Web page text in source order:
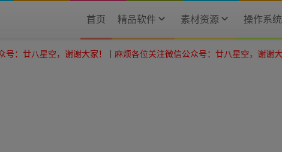
首页 精品软件 素材资源 操作系统
，谢谢大家！|麻烦各位关注微信公众号：廿八星空，谢谢大家！|